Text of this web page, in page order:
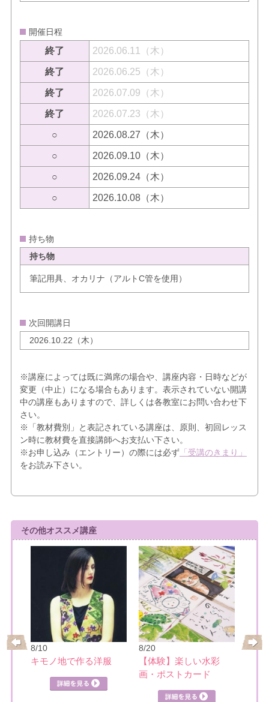
開催日程
終了 2026.06.11（木）
終了 2026.06.25（木）
終了 2026.07.09（木）
終了 2026.07.23（木）
○ 2026.08.27（木）
○ 2026.09.10（木）
○ 2026.09.24（木）
○ 2026.10.08（木）
持ち物
持ち物
筆記用具、オカリナ（アルトC管を使用）
次回開講日
2026.10.22（木）
※講座によっては既に満席の場合や、講座内容・日時などが
変更（中止）になる場合もあります。表示されていない開講
中の講座もありますので、詳しくは各教室にお問い合わせ下
さい。
※「教材費別」と表記されている講座は、原則、初回レッス
ン時に教材費を直接講師へお支払い下さい。
※お申し込み（エントリー）の際には必ず「受講のきまり」
をお読み下さい。
その他オススメ講座
8/10
キモノ地で作る洋服
8/20
【体験】楽しい水彩
画・ポストカード